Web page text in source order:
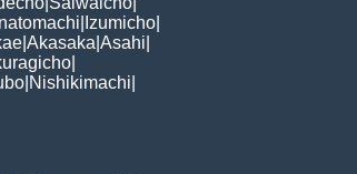
Izumicho
Akasaka Asahi
Nishikimachi